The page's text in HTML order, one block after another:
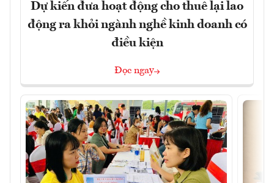
Dự kiến đưa hoạt động cho thuê lại lao
động ra khỏi ngành nghề kinh doanh có
điều kiện
Đọc ngay